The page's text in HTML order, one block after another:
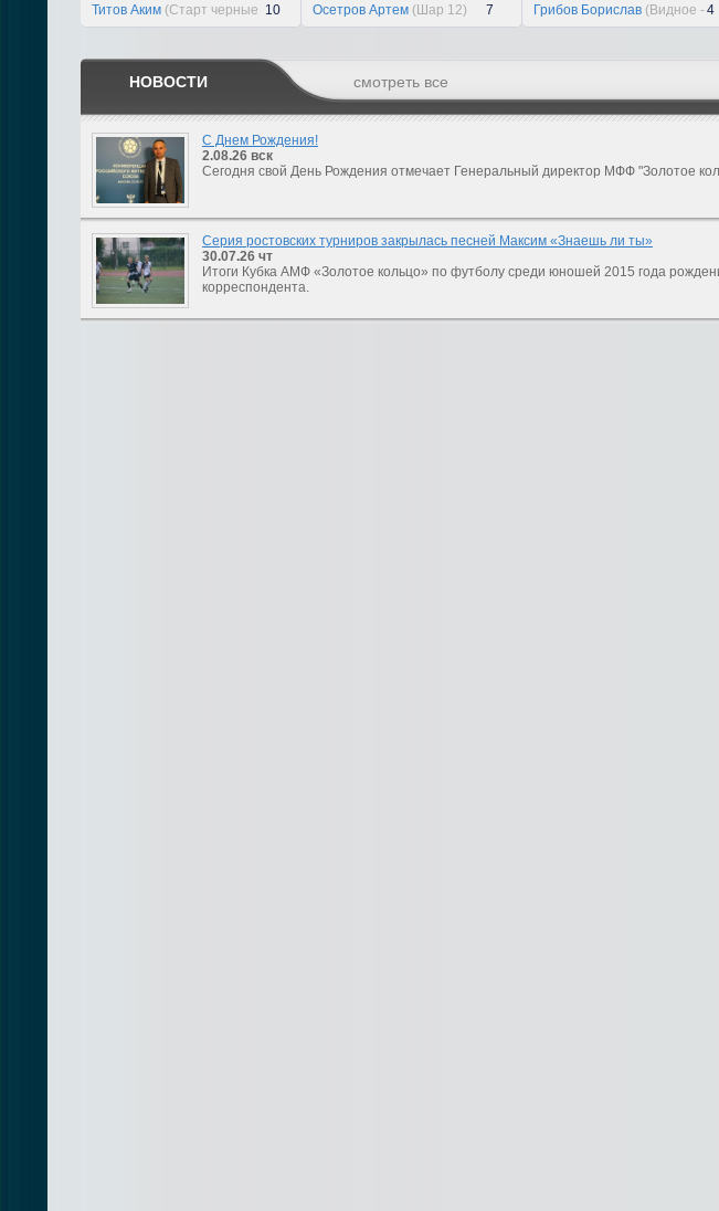
Титов Аким (Старт черные
12)
10 Осетров Артем (Шар 12) 7 Грибов Борислав (Видное -
Развитие белые 12)
4
НОВОСТИ смотреть все
С Днем Рождения!
2.08.26 вск
Сегодня свой День Рождения отмечает Генеральный директор МФФ "Золотое
Серия ростовских турниров закрылась песней Максим «Знаешь ли ты»
30.07.26 чт
Итоги Кубка АМФ «Золотое кольцо» по футболу среди юношей 2015 года
корреспондента.